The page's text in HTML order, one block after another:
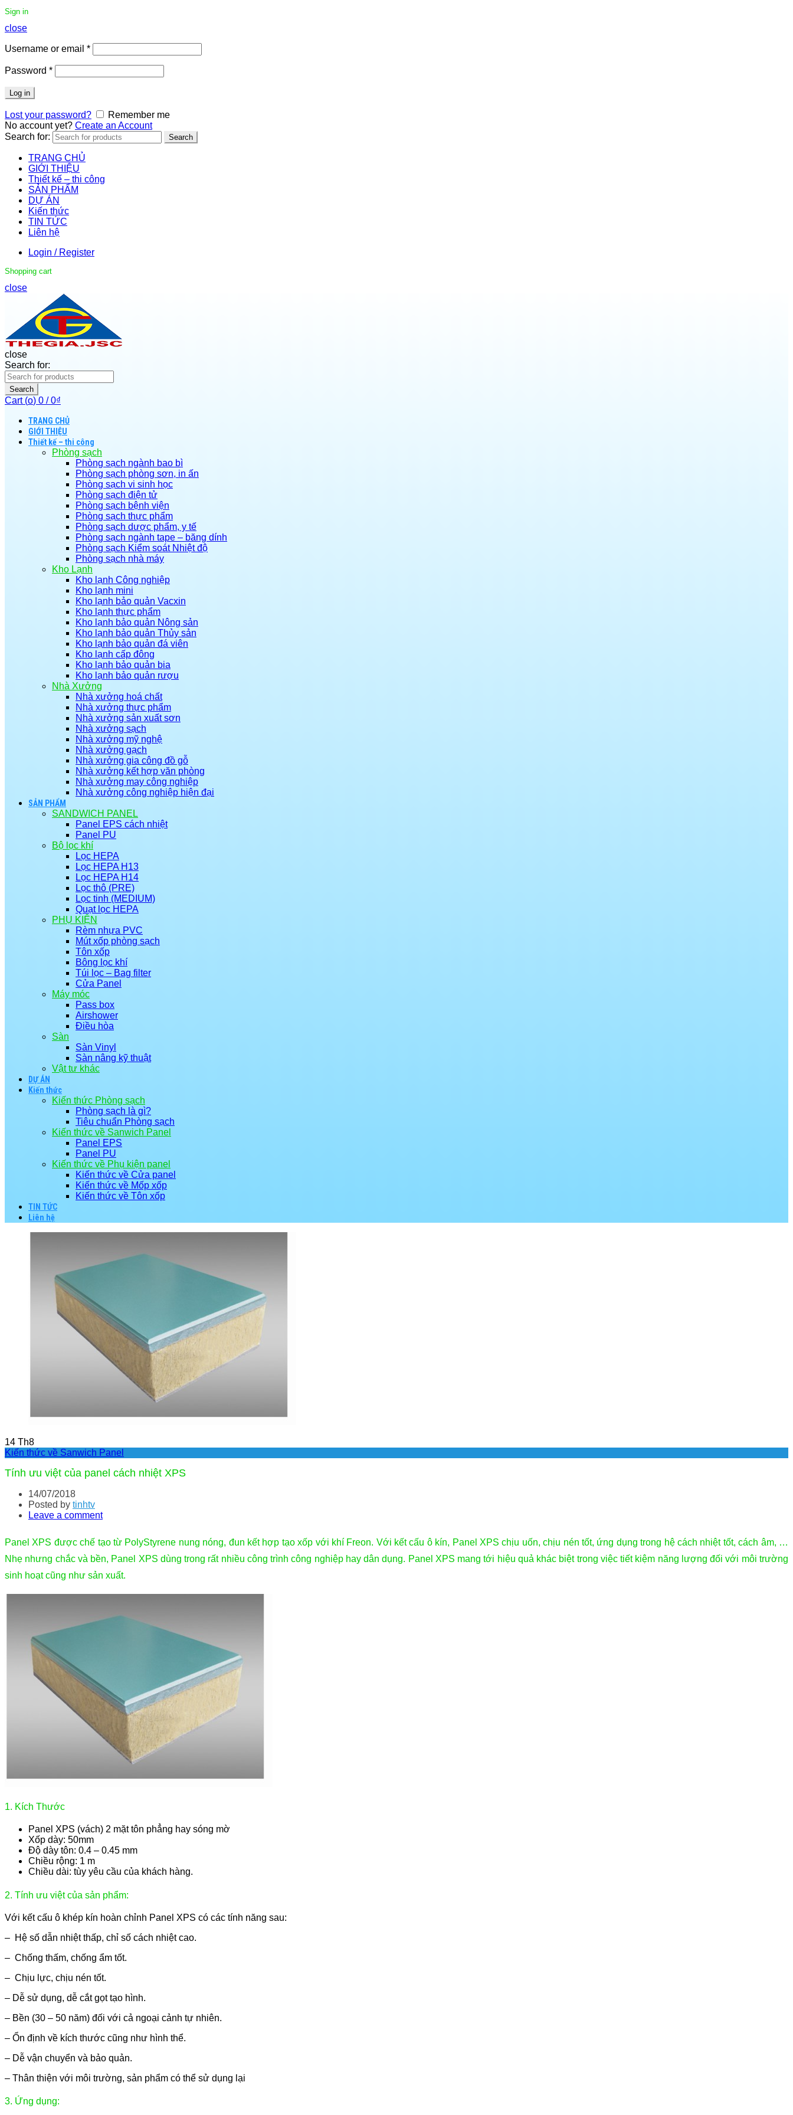
Sign in
close
Username or email *
Password *
Log in
Lost your password?
Remember me
No account yet? Create an Account
Search for:
Search
TRANG CHỦ
GIỚI THIỆU
Thiết kế – thi công
SẢN PHẨM
DỰ ÁN
Kiến thức
TIN TỨC
Liên hệ
Login / Register
Shopping cart
close
close
Search for:
Search
Cart (o) 0 / 0₫
TRANG CHỦ
GIỚI THIỆU
Thiết kế – thi công
Phòng sạch
Phòng sạch ngành bao bì
Phòng sạch phòng sơn, in ấn
Phòng sạch vi sinh học
Phòng sạch điện tử
Phòng sạch bệnh viện
Phòng sạch thực phẩm
Phòng sạch dược phẩm, y tế
Phòng sạch ngành tape – băng dính
Phòng sạch Kiểm soát Nhiệt độ
Phòng sạch nhà máy
Kho Lạnh
Kho lạnh Công nghiệp
Kho lạnh mini
Kho lạnh bảo quản Vacxin
Kho lạnh thực phẩm
Kho lạnh bảo quản Nông sản
Kho lạnh bảo quản Thủy sản
Kho lạnh bảo quản đá viên
Kho lạnh cấp đông
Kho lạnh bảo quản bia
Kho lạnh bảo quản rượu
Nhà Xưởng
Nhà xưởng hoá chất
Nhà xưởng thực phẩm
Nhà xưởng sản xuất sơn
Nhà xưởng sạch
Nhà xưởng mỹ nghệ
Nhà xưởng gạch
Nhà xưởng gia công đồ gỗ
Nhà xưởng kết hợp văn phòng
Nhà xưởng may công nghiệp
Nhà xưởng công nghiệp hiện đại
SẢN PHẨM
SANDWICH PANEL
Panel EPS cách nhiệt
Panel PU
Bộ lọc khí
Lọc HEPA
Lọc HEPA H13
Lọc HEPA H14
Lọc thô (PRE)
Lọc tinh (MEDIUM)
Quạt lọc HEPA
PHỤ KIỆN
Rèm nhựa PVC
Mút xốp phòng sạch
Tôn xốp
Bông lọc khí
Túi lọc – Bag filter
Cửa Panel
Máy móc
Pass box
Airshower
Điều hòa
Sàn
Sàn Vinyl
Sàn nâng kỹ thuật
Vật tư khác
DỰ ÁN
Kiến thức
Kiến thức Phòng sạch
Phòng sạch là gì?
Tiêu chuẩn Phòng sạch
Kiến thức về Sanwich Panel
Panel EPS
Panel PU
Kiến thức về Phụ kiện panel
Kiến thức về Cửa panel
Kiến thức về Mốp xốp
Kiến thức về Tôn xốp
TIN TỨC
Liên hệ
14 Th8
Kiến thức về Sanwich Panel
Tính ưu việt của panel cách nhiệt XPS
14/07/2018
Posted by tinhtv
Leave a comment
Panel XPS được chế tạo từ PolyStyrene nung nóng, đun kết hợp tạo xốp với khí Freon. Với kết cấu ô kín, Panel XPS chịu uốn, chịu nén tốt, ứng dụng trong hệ cách nhiệt tốt, cách âm, …
Nhẹ nhưng chắc và bền, Panel XPS dùng trong rất nhiều công trình công nghiệp hay dân dụng. Panel XPS mang tới hiệu quả khác biệt trong việc tiết kiệm năng lượng đối với môi trường
sinh hoạt cũng như sản xuất.
1. Kích Thước
Panel XPS (vách) 2 mặt tôn phẳng hay sóng mờ
Xốp dày: 50mm
Độ dày tôn: 0.4 – 0.45 mm
Chiều rộng: 1 m
Chiều dài: tùy yêu cầu của khách hàng.
2. Tính ưu việt của sản phẩm:
Với kết cấu ô khép kín hoàn chỉnh Panel XPS có các tính năng sau:
– Hệ số dẫn nhiệt thấp, chỉ số cách nhiệt cao.
– Chống thấm, chống ẩm tốt.
– Chịu lực, chịu nén tốt.
– Dễ sử dụng, dễ cắt gọt tạo hình.
– Bền (30 – 50 năm) đối với cả ngoại cảnh tự nhiên.
– Ổn định về kích thước cũng như hình thể.
– Dễ vận chuyển và bảo quản.
– Thân thiện với môi trường, sản phẩm có thể sử dụng lại
3. Ứng dụng: